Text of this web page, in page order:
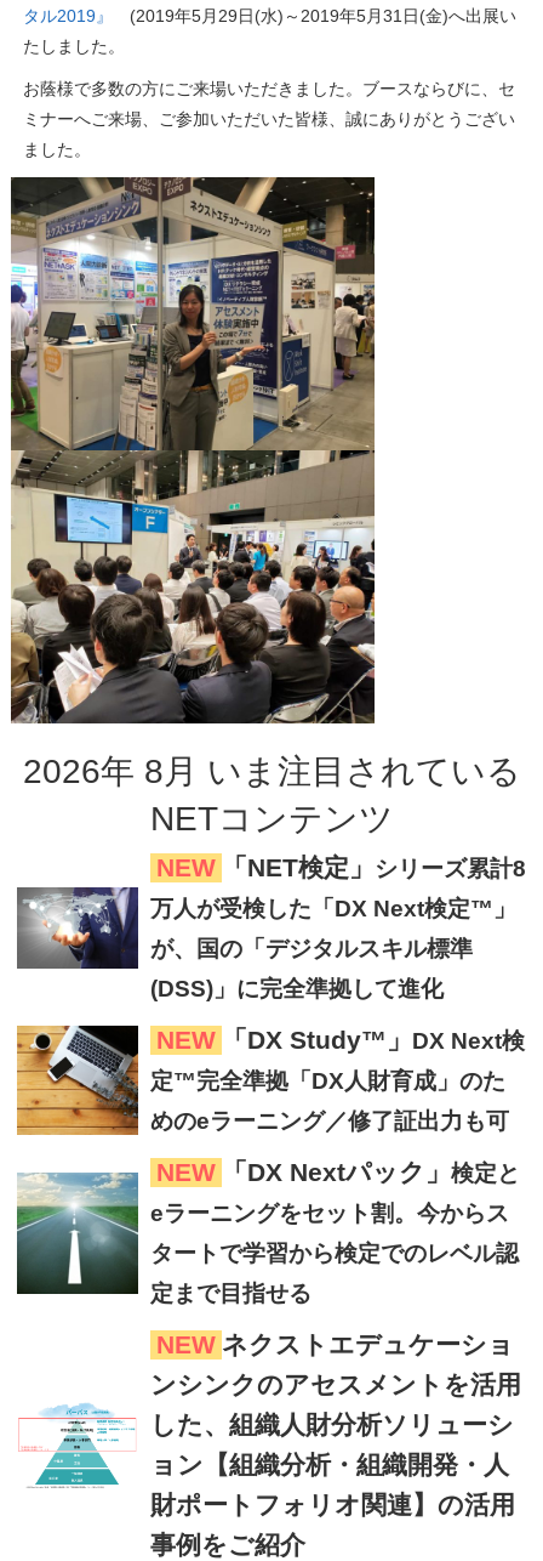
タル2019』 (2019年5月29日(水)～2019年5月31日(金)へ出展い
たしました。
お蔭様で多数の方にご来場いただきました。ブースならびに、セ
ミナーへご来場、ご参加いただいた皆様、誠にありがとうござい
ました。
2026年 8月 いま注目 されている
NETコンテンツ
NEW 「NET検定」
シリーズ累計8
万人が受検した「DX Next検定™」
が、国の「デジタルスキル標準
(DSS)」に完全準拠して進化
NEW 「DX Study™」 DX Next検
定™完全準拠「DX人財育成」のた
めのeラーニング／修了証出力も可
NEW 「DX Nextパック」 検定と
eラーニングをセット割。今からス
タートで学習から検定でのレベル認
定まで目指せる
NEW ネクストエデュケーショ
ンシンクのアセスメントを活用
した、組織人財分析ソリューシ
ョン【組織分析・組織開発・人
財ポートフォリオ関連】の活用
事例をご紹介